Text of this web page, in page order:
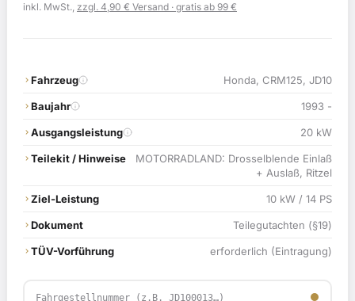
inkl. MwSt., zzgl. 4,90 € Versand · gratis ab 99 €
Fahrzeug Honda, CRM125, JD10
Baujahr 1993 -
Ausgangsleistung 20 kW
Teilekit / Hinweise
MOTORRADLAND: Drosselblende Einlaß
+ Auslaß, Ritzel
Ziel-Leistung 10 kW / 14 PS
Dokument Teilegutachten (§19)
TÜV-Vorführung erforderlich (Eintragung)